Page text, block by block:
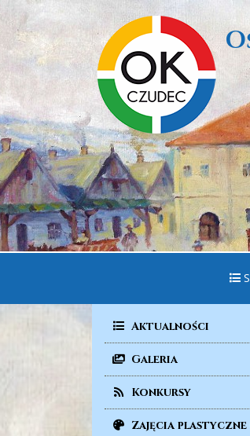
Aktualności
Galeria
Konkursy
Zajęcia